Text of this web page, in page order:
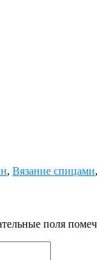
, Вязание спицами,
поля